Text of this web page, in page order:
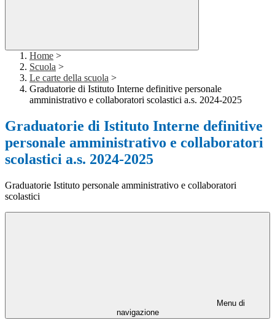
Home >
Scuola >
Le carte della scuola >
Graduatorie di Istituto Interne definitive personale
amministrativo e collaboratori scolastici a.s. 2024-2025
Graduatorie di Istituto Interne definitive
personale amministrativo e collaboratori
scolastici a.s. 2024-2025
Graduatorie Istituto personale amministrativo e collaboratori
scolastici
Menu di
navigazione